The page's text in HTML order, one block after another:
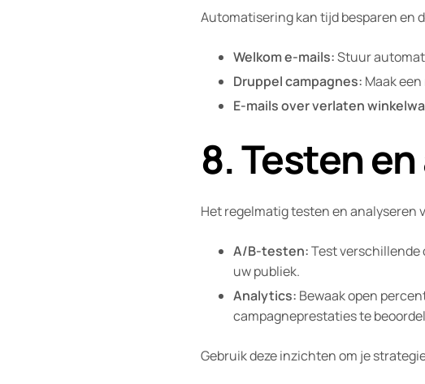
Automatisering kan tijd besparen en
Welkom e-mails:Stuur
Druppel campagnes: Maak
E-mails over verlaten
8. Testen
Het regelmatig testen en analyseren
A/B-testen:Test verschillende
uw publiek.
Analytics: Bewaak open
campagneprestaties te
Gebruik deze inzichten om je